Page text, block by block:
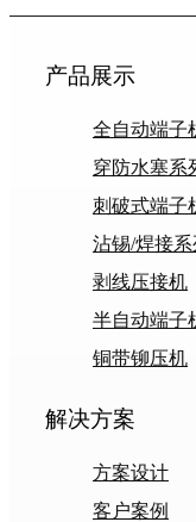
产品展示
全自动端子
穿防水塞系
刺破式端子
沾锡/焊接系
剥线压接机
半自动端子
铜带铆压机
解决方案
方案设计
客户案例